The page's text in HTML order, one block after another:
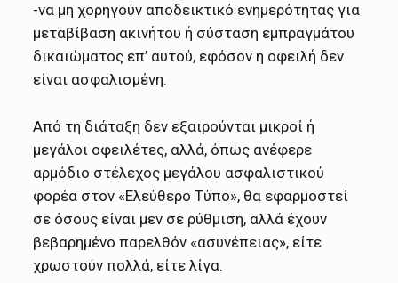
-να μη χορηγούν αποδεικτικό ενημερότητας για
μεταβίβαση ακινήτου ή σύσταση εμπραγμάτου
δικαιώματος επ’ αυτού, εφόσον η οφειλή δεν
είναι ασφαλισμένη.
Από τη διάταξη δεν εξαιρούνται μικροί ή
μεγάλοι οφειλέτες, αλλά, όπως ανέφερε
αρμόδιο στέλεχος μεγάλου ασφαλιστικού
φορέα στον «Ελεύθερο Τύπο», θα εφαρμοστεί
σε όσους είναι μεν σε ρύθμιση, αλλά έχουν
βεβαρημένο παρελθόν «ασυνέπειας», είτε
χρωστούν πολλά, είτε λίγα.